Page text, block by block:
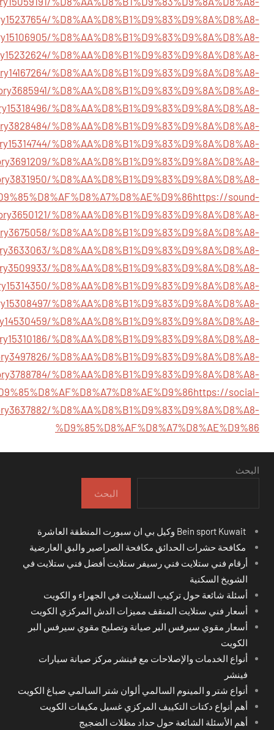
%D8%AA%D8%B1%D9%83%D9%8A%D8%A8-
%D8%AA%D8%B1%D9%83%D9%8A%D8%A8-
%D8%AA%D8%B1%D9%83%D9%8A%D8%A8-
%D8%AA%D8%B1%D9%83%D9%8A%D8%A8-
%D8%AA%D8%B1%D9%83%D9%8A%D8%A8-
%D8%AA%D8%B1%D9%83%D9%8A%D8%A8-
%D8%AA%D8%B1%D9%83%D9%8A%D8%A8-
%D8%AA%D8%B1%D9%83%D9%8A%D8%A8-
%D8%AA%D8%B1%D9%83%D9%8A%D8%A8-
%D8%AA%D8%B1%D9%83%D9%8A%D8%A8-
https://sound-
%D8%AA%D8%B1%D9%83%D9%8A%D8%A8-
%D8%AA%D8%B1%D9%83%D9%8A%D8%A8-
%D8%AA%D8%B1%D9%83%D9%8A%D8%A8-
%D8%AA%D8%B1%D9%83%D9%8A%D8%A8-
%D8%AA%D8%B1%D9%83%D9%8A%D8%A8-
%D8%AA%D8%B1%D9%83%D9%8A%D8%A8-
%D8%AA%D8%B1%D9%83%D9%8A%D8%A8-
%D8%AA%D8%B1%D9%83%D9%8A%D8%A8-
%D8%AA%D8%B1%D9%83%D9%8A%D8%A8-
%D8%AA%D8%B1%D9%83%D9%8A%D8%A8-
https://social-
%D8%AA%D8%B1%D9%83%D9%8A%D8%A8-
%D9%85%D8%AF%D8%A7%D8%AE%D9%86
البحث
البحث
مكافحة حشرات الحدائق مكافحة الصراصير والبق العارضية
أرقام فني ستلايت فني رسيفر ستلايت أفضل فني ستلايت في
الشويخ السكنية
أسئلة شائعة حول تركيب الستلايت في الجهراء و الكويت
أسعار فني ستلايت المنقف مميزات الدش المركزي الكويت
أسعار مقوي سيرفس البر صيانة وتصليح مقوي سيرفس البر
الكويت
أنواع الخدمات والإصلاحات مع فينشر مركز صيانة سيارات
فينشر
أنواع شتر و المينوم السالمي ألوان شتر السالمي صباغ الكويت
أهم أنواع دكتات التكييف المركزي غسيل مكيفات الكويت
أهم الأسئلة الشائعة حول حداد مظلات الضجيج